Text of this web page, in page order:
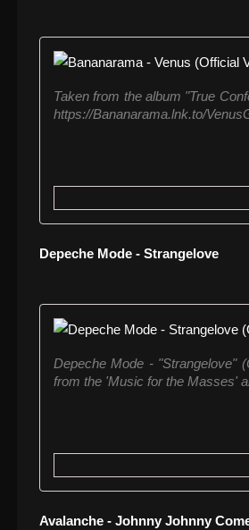
Taken from the album "True
https://Bananarama.lnk.to/
Depeche Mode - Strangelove
Depeche Mode - "Strangelove"
from the 'Music for the Masses'
Avalanche - Johnny Johnny